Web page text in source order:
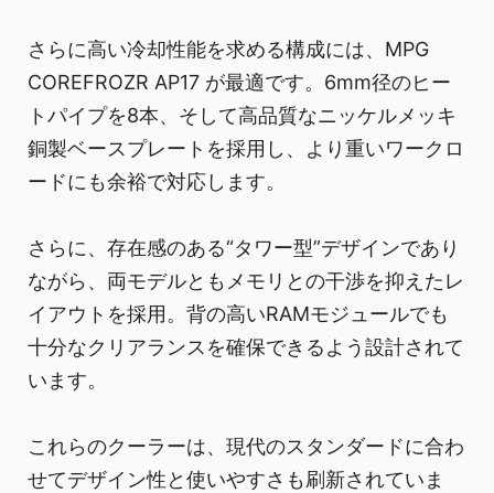
さらに高い冷却性能を求める構成には、MPG
COREFROZR AP17 が最適です。6mm径のヒー
トパイプを8本、そして高品質なニッケルメッキ
銅製ベースプレートを採用し、より重いワークロ
ードにも余裕で対応します。
さらに、存在感のある“タワー型”デザインであり
ながら、両モデルともメモリとの干渉を抑えたレ
イアウトを採用。背の高いRAMモジュールでも
十分なクリアランスを確保できるよう設計されて
います。
これらのクーラーは、現代のスタンダードに合わ
せてデザイン性と使いやすさも刷新されていま